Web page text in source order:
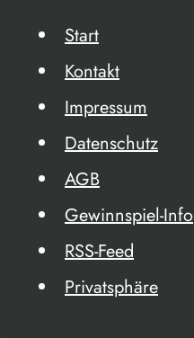
Start
Kontakt
Impressum
Datenschutz
AGB
Gewinnspiel-Info
RSS-Feed
Privatsphäre